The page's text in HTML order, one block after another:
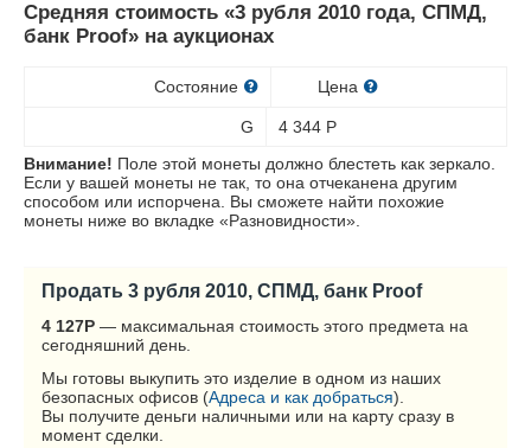
Средняя стоимость «3 рубля 2010 года, СПМД,
банк Proof» на аукционах
Состояние Цена
G 4 344 Р
Внимание! Поле этой монеты должно блестеть как зеркало.
Если у вашей монеты не так, то она отчеканена другим
способом или испорчена. Вы сможете найти похожие
монеты ниже во вкладке «Разновидности».
Продать 3 рубля 2010, СПМД, банк Proof
4 127Р — максимальная стоимость этого предмета на
сегодняшний день.
Мы готовы выкупить это изделие в одном из наших
безопасных офисов (Адреса и как добраться).
Вы получите деньги наличными или на карту сразу в
момент сделки.